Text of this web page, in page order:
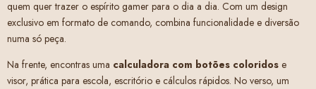
quem quer trazer o espírito gamer para o dia a dia. Com um design
exclusivo em formato de comando, combina funcionalidade e diversão
numa só peça.
Na frente, encontras uma calculadora com botões coloridos e
visor, prática para escola, escritório e cálculos rápidos. No verso, um